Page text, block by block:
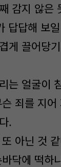
감지 않은
답답해 보
게 끌어당
는 얼굴이
죄를 지
.
아닌 것
닥에 떡하